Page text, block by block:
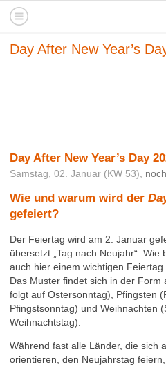
Day After New Year’s
Day After New Year’s Day
Samstag, 02. Januar (KW 53),
Wie und warum wird der
gefeiert?
Der Feiertag wird am 2. Januar
übersetzt „Tag nach Neujahr“.
auch hier einem wichtigen
Das Muster findet sich in der
folgt auf Ostersonntag), Pfingsten
Pfingstsonntag) und Weihnachten
Weihnachtstag).
Während fast alle Länder, die sich
orientieren, den Neujahrstag